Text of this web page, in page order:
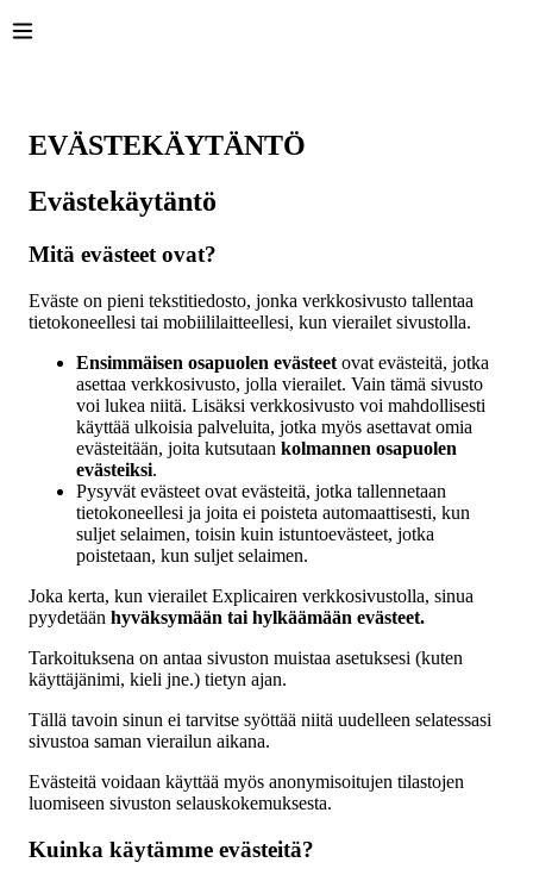
EVÄSTEKÄYTÄNTÖ
Evästekäytäntö
Mitä evästeet ovat?
Eväste on pieni tekstitiedosto, jonka verkkosivusto tallentaa
tietokoneellesi tai mobiililaitteellesi, kun vierailet sivustolla.
Ensimmäisen osapuolen evästeet ovat evästeitä, jotka
asettaa verkkosivusto, jolla vierailet. Vain tämä sivusto
voi lukea niitä. Lisäksi verkkosivusto voi mahdollisesti
käyttää ulkoisia palveluita, jotka myös asettavat omia
evästeitään, joita kutsutaan kolmannen osapuolen
evästeiksi.
Pysyvät evästeet ovat evästeitä, jotka tallennetaan
tietokoneellesi ja joita ei poisteta automaattisesti, kun
suljet selaimen, toisin kuin istuntoevästeet, jotka
poistetaan, kun suljet selaimen.
Joka kerta, kun vierailet Explicairen verkkosivustolla, sinua
pyydetään hyväksymään tai hylkäämään evästeet.
Tarkoituksena on antaa sivuston muistaa asetuksesi (kuten
käyttäjänimi, kieli jne.) tietyn ajan.
Tällä tavoin sinun ei tarvitse syöttää niitä uudelleen selatessasi
sivustoa saman vierailun aikana.
Evästeitä voidaan käyttää myös anonymisoitujen tilastojen
luomiseen sivuston selauskokemuksesta.
Kuinka käytämme evästeitä?